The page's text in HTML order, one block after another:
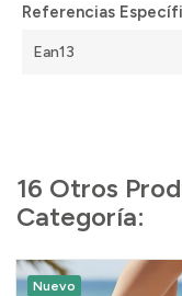
Referencias
Ean13
16 Otros
Categoría:
Nuevo